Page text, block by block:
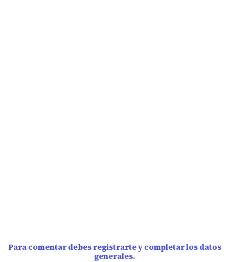
Para comentar debes registrarte y completar los datos
generales.